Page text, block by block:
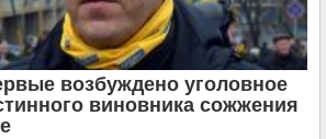
возбуждено уголовное
виновника сожжения